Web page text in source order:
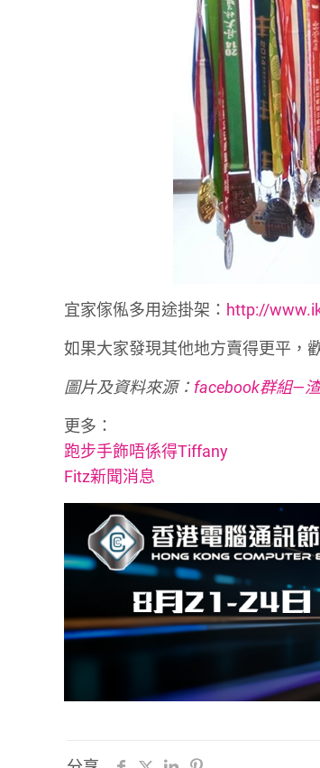
宜家傢俬多用途掛架： http://
如果大家發現其他地方賣得更平，
圖片及資料來源： facebook群組—
更多：
跑步手飾唔係得Tiffany
Fitz新聞消息